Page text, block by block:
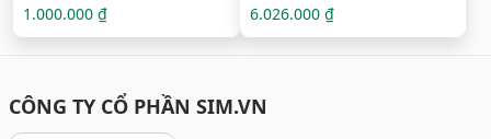
1.000.000 ₫ 6.026.000 ₫
CÔNG TY CỔ PHẦN SIM.VN